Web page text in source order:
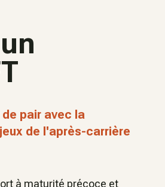
pair avec la
de l'après-carrière
à maturité précoce et